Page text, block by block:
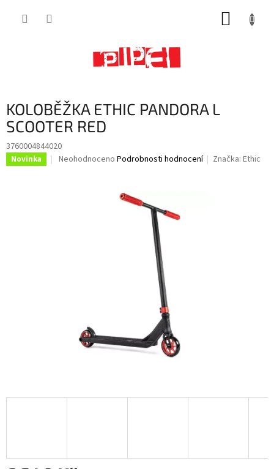
KOLOBĚŽKA ETHIC PANDORA L
SCOOTER RED
3760004844020
Novinka
Průměrné
Neohodnoceno Podrobnosti hodnocení Značka:Ethic